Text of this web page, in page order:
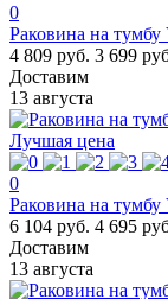
0
Раковина на
4 809 руб. 3 699
Доставим
13 августа
Лучшая цена
0
Раковина на
6 104 руб. 4 695
Доставим
13 августа